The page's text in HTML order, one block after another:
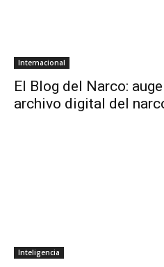
Internacional
El Blog del Narco:
archivo digital del
Inteligencia